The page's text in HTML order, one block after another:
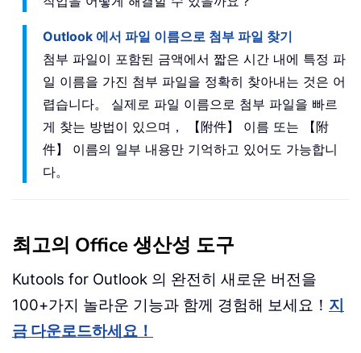
Outlook 에서 파일 이름으로 첨부 파일 찾기
첨부 파일이 포함된 금액에서 짧은 시간 내에 특정 파
일 이름을 가진 첨부 파일을 정확히 찾아내는 것은 어
렵습니다。 실제로 파일 이름으로 첨부 파일을 빠르
게 찾는 방법이 있으며， 【附件】 이름 또는 【附
件】 이름의 일부 내용만 기억하고 있어도 가능합니
다。
최고의 Office 생산성 도구
Kutools for Outlook 의 완전히 새로운 버전을
100+가지 놀라운 기능과 함께 경험해 보세요！ 지
금 다운로드하세요！